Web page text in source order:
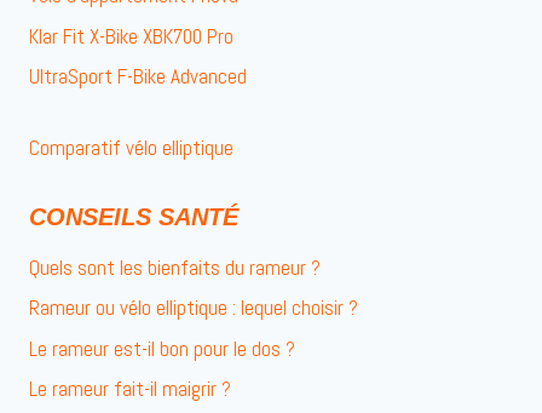
Klar Fit X-Bike XBK700 Pro
UltraSport F-Bike Advanced
Comparatif vélo elliptique
CONSEILS SANTÉ
Quels sont les bienfaits du rameur ?
Rameur ou vélo elliptique : lequel choisir ?
Le rameur est-il bon pour le dos ?
Le rameur fait-il maigrir ?